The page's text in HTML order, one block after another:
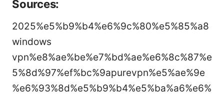
Sources:
2025%e5%b9%b4%e6%9c%80%e5%85%a8
windows
vpn%e8%ae%be%e7%bd%ae%e6%8c%87%e
5%8d%97%ef%bc%9apurevpn%e5%ae%9e
%e6%93%8d%e5%b9%b4%e5%ba%a6%e6%